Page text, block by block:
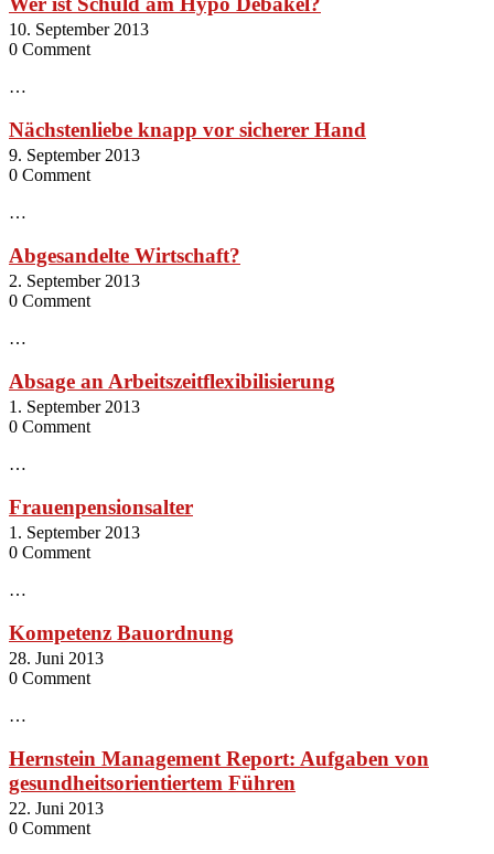
10. September 2013
0 Comment
…
Nächstenliebe knapp vor sicherer Hand
9. September 2013
0 Comment
…
Abgesandelte Wirtschaft?
2. September 2013
0 Comment
…
Absage an Arbeitszeitflexibilisierung
1. September 2013
0 Comment
…
Frauenpensionsalter
1. September 2013
0 Comment
…
Kompetenz Bauordnung
28. Juni 2013
0 Comment
…
Hernstein Management Report: Aufgaben von
gesundheitsorientiertem Führen
22. Juni 2013
0 Comment